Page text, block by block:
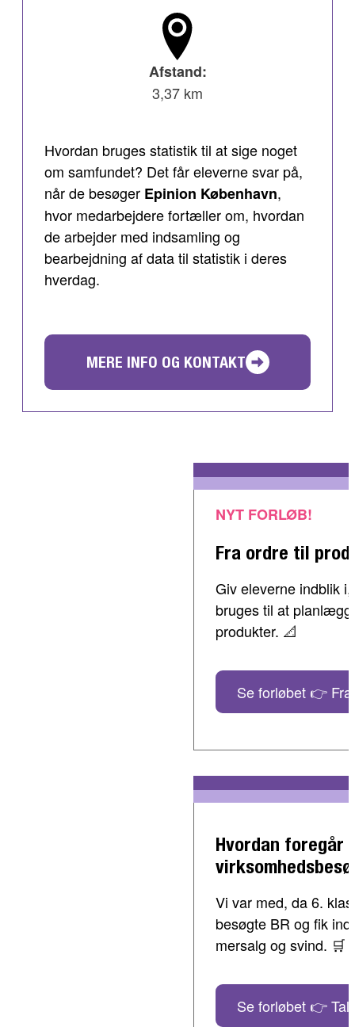
Afstand:
3,37 km
Hvordan bruges statistik til at sige noget
om samfundet? Det får eleverne svar på,
når de besøger Epinion København,
hvor medarbejdere fortæller om, hvordan
de arbejder med indsamling og
bearbejdning af data til statistik i deres
hverdag.
MERE INFO OG KONTAKT
NYT FORLØB!
Fra ordre til
Giv eleverne indblik
bruges til at
produkter. 📐
Se forløbet 👉
Hvordan foregår
Vi var med, da 6.
besøgte BR og fik
mersalg og svind. 🛒
Se forløbet 👉 Tal